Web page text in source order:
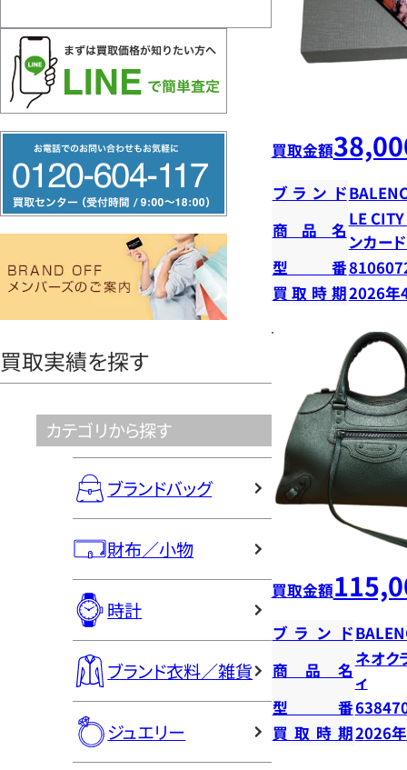
リ
ー
ヤ
買取実績を探す
カテゴリから探す
ブランドバッグ
財布／小物
時計
ブランド衣料／雑貨
ジュエリー
買取金額
ブランド
商品名
LE
ンカー
型番
買取時期2026年
買取金額
ブランド
商品名
ネオク
ィ
型番
買取時期2026